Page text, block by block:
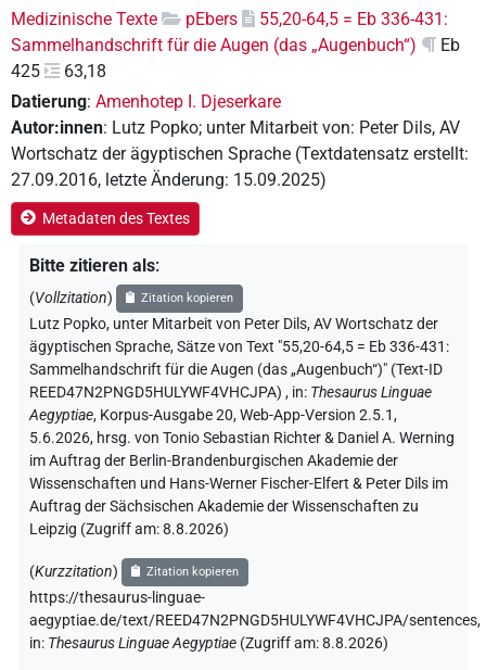
Medizinische Texte
pEbers
55,20-64,5 = Eb 336-431:
Sammelhandschrift für die Augen (das „Augenbuch“)
Eb
425
63,18
Datierung: Amenhotep I. Djeserkare
Autor:innen: Lutz Popko; unter Mitarbeit von: Peter Dils, AV
Wortschatz der ägyptischen Sprache (Textdatensatz erstellt:
27.09.2016, letzte Änderung: 15.09.2025)
Metadaten des Textes
Bitte zitieren als:
(Vollzitation) Zitation kopieren
Lutz Popko, unter Mitarbeit von Peter Dils, AV Wortschatz der
ägyptischen Sprache,Sätze von Text "55,20-64,5 = Eb 336-431:
Sammelhandschrift für die Augen (das „Augenbuch“)" (Text-ID
REED47N2PNGD5HULYWF4VHCJPA) , in: Thesaurus Linguae
Aegyptiae, Korpus-Ausgabe 20, Web-App-Version 2.5.1,
5.6.2026, hrsg. von Tonio Sebastian Richter & Daniel A. Werning
im Auftrag der Berlin-Brandenburgischen Akademie der
Wissenschaften und Hans-Werner Fischer-Elfert & Peter Dils im
Auftrag der Sächsischen Akademie der Wissenschaften zu
Leipzig (Zugriff am:8.8.2026)
(Kurzzitation) Zitation kopieren
https://thesaurus-linguae-
aegyptiae.de/text/REED47N2PNGD5HULYWF4VHCJPA/sentences,
in: Thesaurus Linguae Aegyptiae (Zugriff am:8.8.2026)